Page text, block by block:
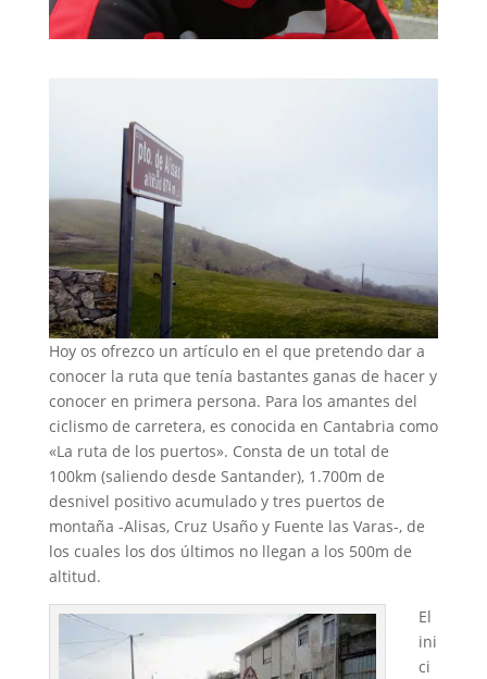
Hoy os ofrezco un artículo en el que pretendo dar a
conocer la ruta que tenía bastantes ganas de hacer y
conocer en primera persona. Para los amantes del
ciclismo de carretera, es conocida en Cantabria como
«La ruta de los puertos». Consta de un total de
100km (saliendo desde Santander), 1.700m de
desnivel positivo acumulado y tres puertos de
montaña -Alisas, Cruz Usaño y Fuente las Varas-, de
los cuales los dos últimos no llegan a los 500m de
altitud.
El
ini
ci